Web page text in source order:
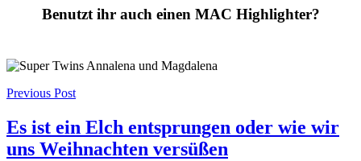
Benutzt ihr auch einen MAC Highlighter?
Post
navigation
Previous Post
Es ist ein Elch entsprungen oder wie wir
uns Weihnachten versüßen